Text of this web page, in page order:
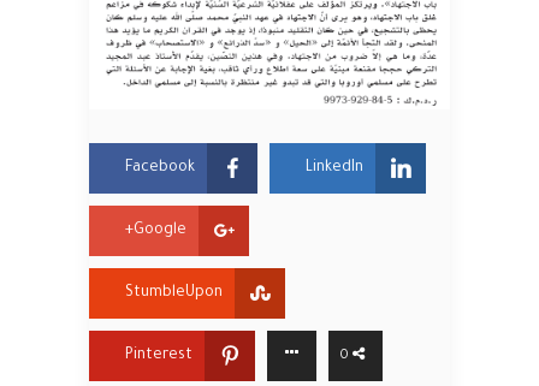
Facebook LinkedIn
Google+
StumbleUpon
Pinterest 0